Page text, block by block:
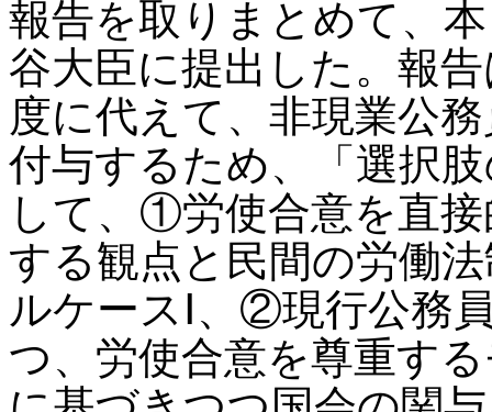
報告を取りまとめて、
谷大臣に提出した。報
度に代えて、非現業公
付与するため、「選択
して、①労使合意を直
する観点と民間の労働
ルケースⅠ、②現行公務
つ、労使合意を尊重す